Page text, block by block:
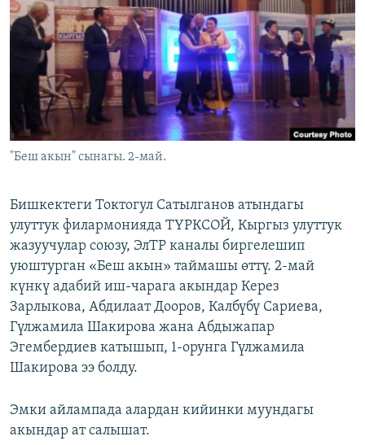
АЗАТТЫК+
ЫҢГАЙСЫЗ СУРООЛОР
ЭЕ/АРнун бардык сайттары
"Беш акын" сынагы. 2-май.
Бишкектеги Токтогул Сатылганов атындагы
улуттук филармонияда ТҮРКСОЙ, Кыргыз улуттук
жазуучулар союзу, ЭлТР каналы биргелешип
уюштурган «Беш акын» таймашы өттү. 2-май
күнкү адабий иш-чарага акындар Керез
Зарлыкова, Абдилаат Дооров, Калбүбү Сариева,
Гүлжамила Шакирова жана Абдыжапар
Эгембердиев катышып, 1-орунга Гүлжамила
Шакирова ээ болду.
Эмки айлампада алардан кийинки муундагы
акындар ат салышат.